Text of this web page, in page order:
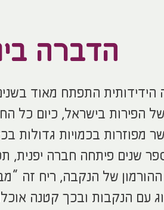
הדברה
התפתח מאוד
הפירות בישראל, כיום כל
מפוזרות בכמויות גדולות
שנים פיתחה חברה יפנית,
של הנקבה, ריח זה
עם הנקבות ובכך קטנה